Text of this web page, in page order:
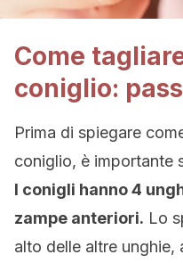
Come
coniglio:
Prima di spiegare
coniglio, è importante
I conigli hanno 4
zampe anteriori. Lo
alto delle altre unghie,